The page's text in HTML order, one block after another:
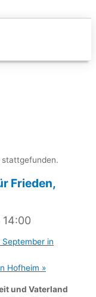
stattgefunden.
Frieden,
14:00
in
Hofheim »
und Vaterland